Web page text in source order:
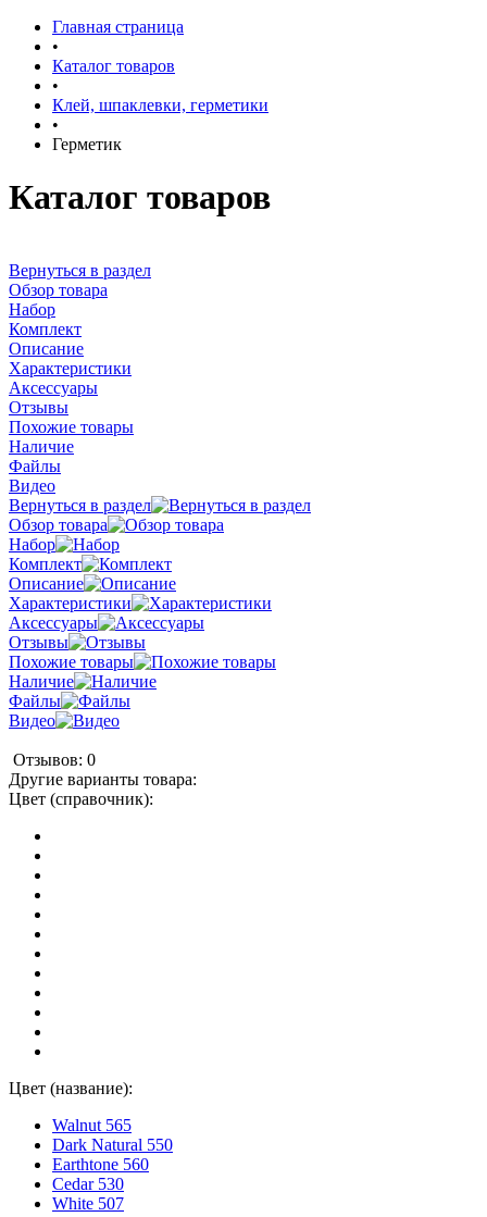
Главная страница
•
Каталог товаров
•
Клей, шпаклевки, герметики
•
Герметик
Каталог товаров
Вернуться в раздел
Обзор товара
Набор
Комплект
Описание
Характеристики
Аксессуары
Отзывы
Похожие товары
Наличие
Файлы
Видео
Вернуться в раздел
Обзор товара
Набор
Комплект
Описание
Характеристики
Аксессуары
Отзывы
Похожие товары
Наличие
Файлы
Видео
Отзывов: 0
Другие варианты товара:
Цвет (справочник):
Цвет (название):
Walnut 565
Dark Natural 550
Earthtone 560
Cedar 530
White 507